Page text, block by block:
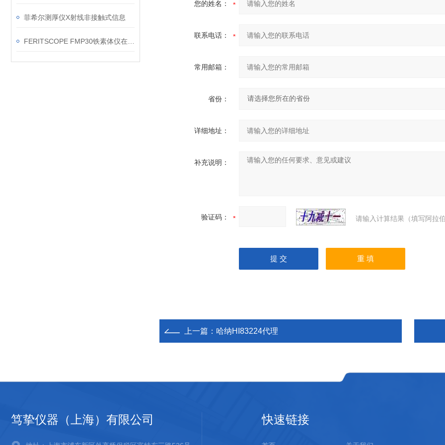
菲希尔测厚仪X射线非接触式信息
您的姓名：
联系电话：
常用邮箱：
省份：
详细地址：
补充说明：
验证码： 请输入计算结果（填写阿拉
上一篇： 哈纳HI83224代理
笃挚仪器（上海）有限公司 快速链接